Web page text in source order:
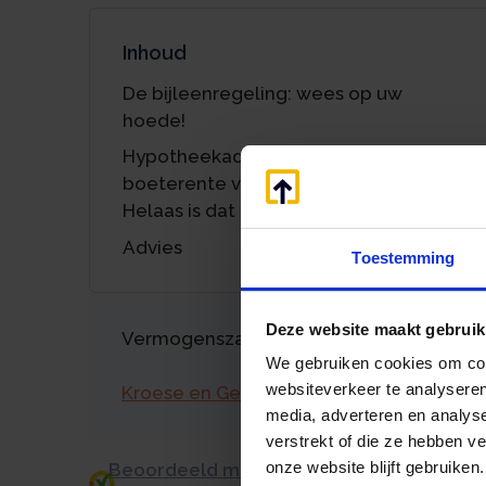
Toestemming
Deze website maakt
We gebruiken cookies om
websiteverkeer te
media, adverteren en
verstrekt of die ze hebben
onze website blijft gebruiken.
Inhoud
De bijleenregeling: wees op uw
hoede!
Hypotheekadviseur stelt dat
boeterente volledig aftrekbaar is.
Helaas is dat niet waar.
Advies
Vermogenszaken goed regelen?
Kroese en Geraerts
Beoordeeld met een 9.0 uit 10 op basis van